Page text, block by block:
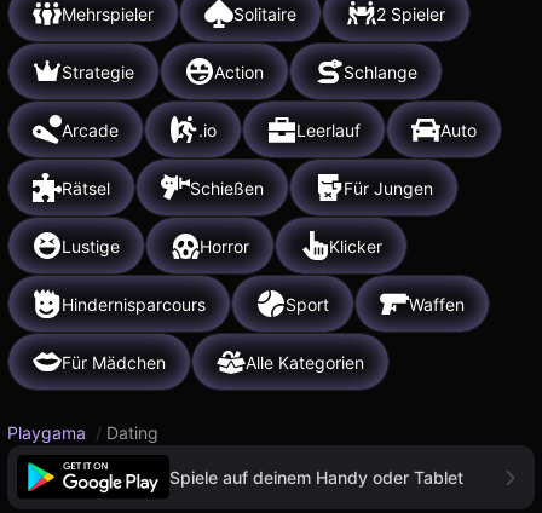
Mehrspieler Solitaire 2 Spieler
Strategie Action Schlange
Arcade .io Leerlauf Auto
Rätsel Schießen Für Jungen
Lustige Horror Klicker
Hindernisparcours Sport Waffen
Für Mädchen Alle Kategorien
Playgama / Dating
Spiele auf deinem Handy oder Tablet